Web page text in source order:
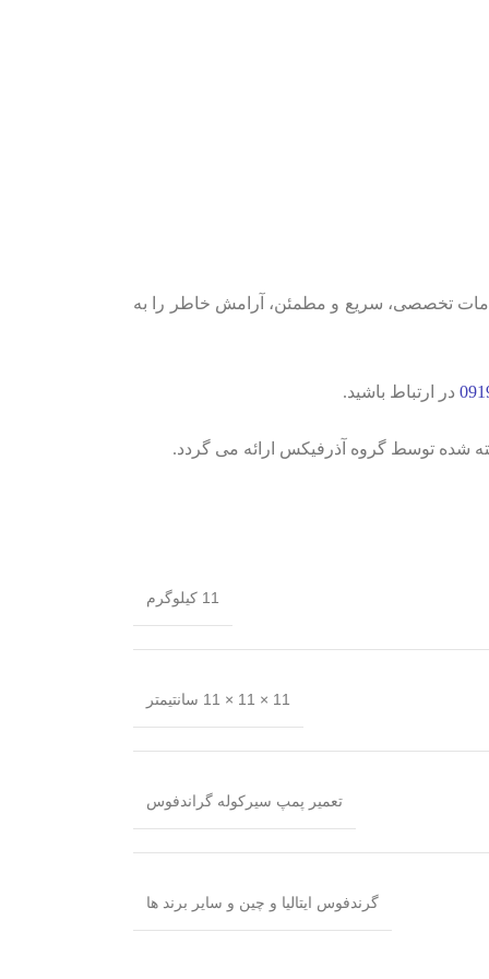
خدمات تخصصی، سریع و مطمئن، آرامش خاطر را به
در ارتباط باشید.
شده توسط گروه آذرفیکس ارائه می گردد.
11 کیلوگرم
11 × 11 × 11 سانتیمتر
تعمیر پمپ سیرکوله گراندفوس
گرندفوس ایتالیا و چین و سایر برند ها